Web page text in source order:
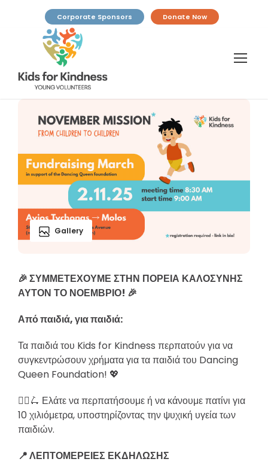
Corporate Sponsors Donate Now
Gallery
🎉ΣΥΜΜΕΤΕΧΟΥΜΕ ΣΤΗΝ ΠΟΡΕΙΑ ΚΑΛΟΣΥΝΗΣ
ΑΥΤΟΝ ΤΟ ΝΟΕΜΒΡΙΟ! 🎉
Από παιδιά, για παιδιά:
Τα παιδιά του Kids for Kindness περπατούν για να
συγκεντρώσουν χρήματα για τα παιδιά του Dancing
Queen Foundation! 💖
🚶‍♀️🛴 Ελάτε να περπατήσουμε ή να κάνουμε πατίνι για
10 χιλιόμετρα, υποστηρίζοντας την ψυχική υγεία των
παιδιών.
📍ΛΕΠΤΟΜΕΡΕΙΕΣ ΕΚΔΗΛΩΣΗΣ